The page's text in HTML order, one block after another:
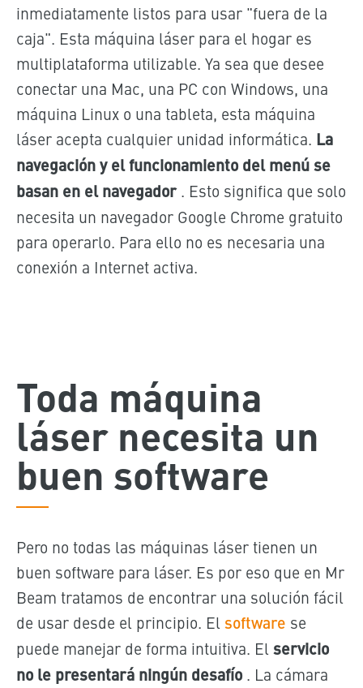
inmediatamente listos para usar "fuera de la
caja". Esta máquina láser para el hogar es
multiplataforma utilizable. Ya sea que desee
conectar una Mac, una PC con Windows, una
máquina Linux o una tableta, esta máquina
láser acepta cualquier unidad informática. La
navegación y el funcionamiento del menú se
basan en el navegador. Esto significa que solo
necesita un navegador Google Chrome gratuito
para operarlo. Para ello no es necesaria una
conexión a Internet activa.
Toda máquina
láser necesita un
buen software
Pero no todas las máquinas láser tienen un
buen software para láser. Es por eso que en Mr
Beam tratamos de encontrar una solución fácil
de usar desde el principio. El software se
puede manejar de forma intuitiva. El servicio
no le presentará ningún desafío. La cámara